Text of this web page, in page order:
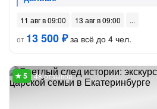
11 авг в 09:00
13 авг в 09:00
от 13 500 ₽за всё до 4 чел.
48 отзывов